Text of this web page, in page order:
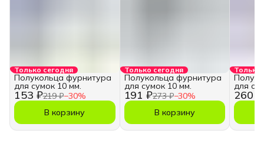
Только сегодня
153 ₽219 ₽−30%
Полукольца фурнитура
для сумок 10 мм.
В корзину
Только сегодня
191 ₽273 ₽−30%
Полукольца фурнитура
для сумок 10 мм.
В корзину
Только
260 ₽
для